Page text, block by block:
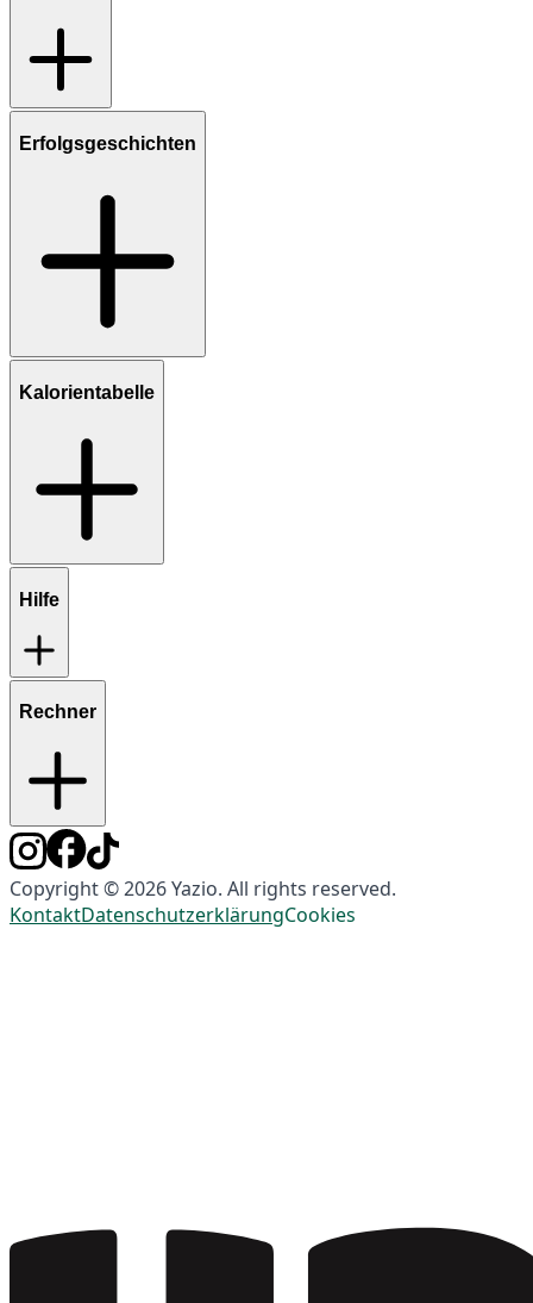
Erfolgsgeschichten
Kalorientabelle
Hilfe
Rechner
Copyright © 2026 Yazio. All rights reserved.
KontaktDatenschutzerklärungCookies